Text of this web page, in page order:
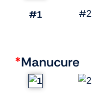
#1 #2
*Manucure